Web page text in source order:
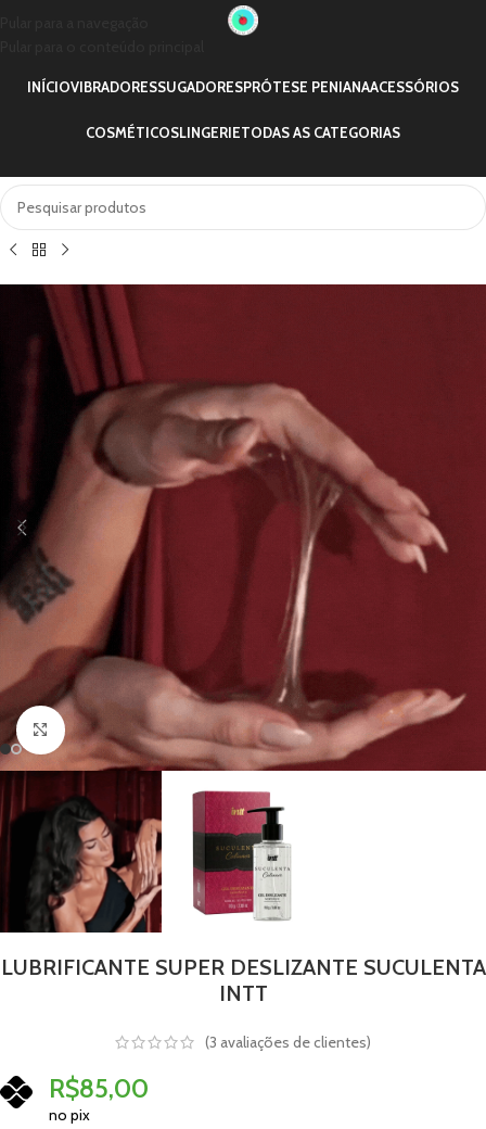
INÍCIOVIBRADORESSUGADORESPRÓTESE PENIANAACESSÓRIOS
COSMÉTICOSLINGERIETODAS AS CATEGORIAS
Clique para ampliar
LUBRIFICANTE SUPER DESLIZANTE SUCULENTA
INTT
(3 avaliações de clientes)
R$85,00
no pix